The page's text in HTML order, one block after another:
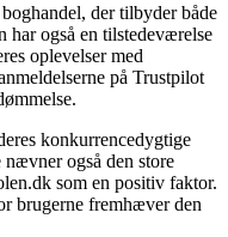
der tilbyder både
har også en tilstedeværelse
oplevelser med
på Trustpilot
konkurrencedygtige
også den store
som en positiv faktor.
brugerne fremhæver den